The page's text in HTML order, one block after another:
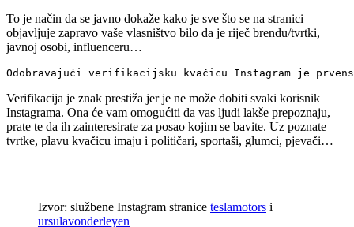
To je način da se javno dokaže kako je sve što se na stranici
objavljuje zapravo vaše vlasništvo bilo da je riječ brendu/tvrtki,
javnoj osobi, influenceru…
Odobravajući verifikacijsku kvačicu Instagram je
Verifikacija je znak prestiža jer je ne može dobiti svaki korisnik
Instagrama. Ona će vam omogućiti da vas ljudi lakše prepoznaju,
prate te da ih zainteresirate za posao kojim se bavite. Uz poznate
tvrtke, plavu kvačicu imaju i političari, sportaši, glumci, pjevači…
Izvor: službene Instagram stranice teslamotors i
ursulavonderleyen